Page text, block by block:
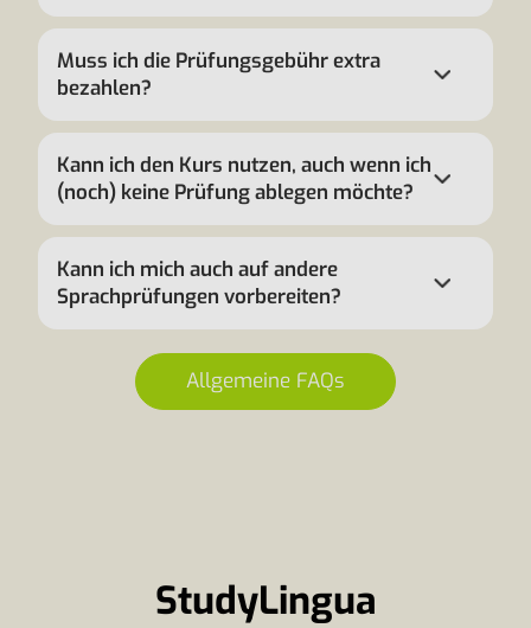
Muss ich die Prüfungsgebühr extra
bezahlen?
Kann ich den Kurs nutzen, auch wenn ich
(noch) keine Prüfung ablegen möchte?
Kann ich mich auch auf andere
Sprachprüfungen vorbereiten?
Allgemeine FAQs
StudyLingua